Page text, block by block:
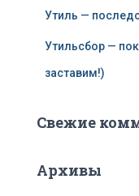
Утиль —
Утильсбор —
заставим!)
Свежие
Архивы